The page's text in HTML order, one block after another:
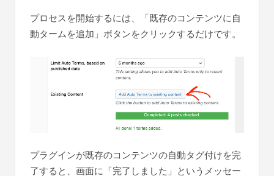
プロセスを開始するには、「既存のコンテンツに自
動タームを追加」ボタンをクリックするだけです。
プラグインが既存のコンテンツの自動タグ付けを完
了すると、画面に「完了しました」というメッセー